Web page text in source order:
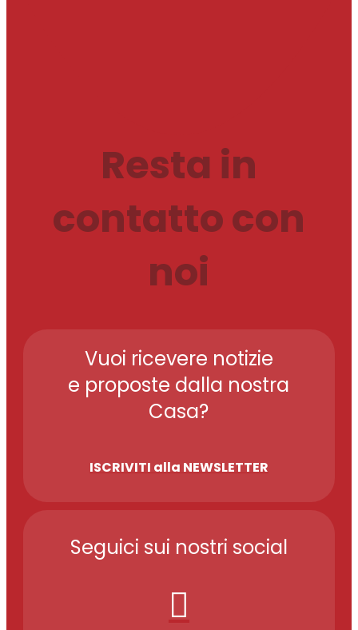
Resta in
contatto con
noi
Vuoi ricevere notizie
e proposte dalla nostra
Casa?
ISCRIVITI alla NEWSLETTER
Seguici sui nostri social